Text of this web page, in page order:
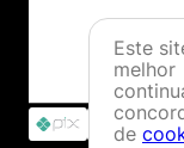
Este
de